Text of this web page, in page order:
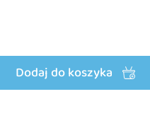
Dodaj do koszyka